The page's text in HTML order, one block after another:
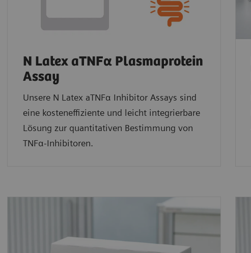
N Latex aTNFα Plasmaprotein
Assay
Unsere N Latex aTNFα Inhibitor Assays sind
eine kosteneffiziente und leicht integrierbare
Lösung zur quantitativen Bestimmung von
TNFα-Inhibitoren.